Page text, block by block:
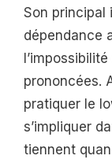
Son principal
dépendance
prononcées.
pratiquer le
s’impliquer
tiennent